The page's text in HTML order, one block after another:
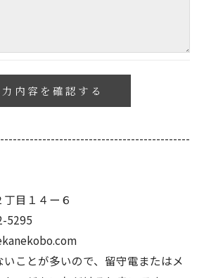
目１４ー６
5295
ことが多いので、留守電またはメ